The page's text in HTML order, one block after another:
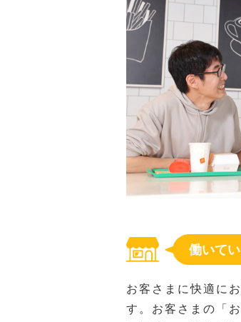
働いて
お客さまに快適に
す。お客さまの「